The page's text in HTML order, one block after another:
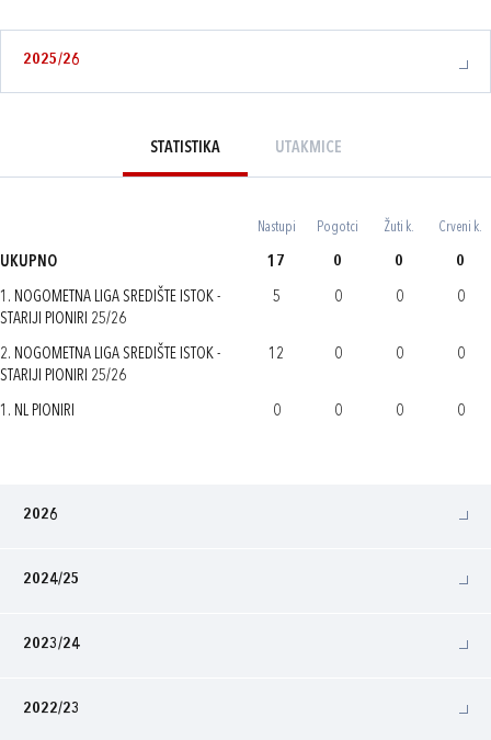
2025/26
STATISTIKA UTAKMICE
Nastupi Pogotci Žuti k. Crveni k.
UKUPNO 17 0 0 0
1. NOGOMETNA LIGA SREDIŠTE ISTOK -
STARIJI PIONIRI 25/26
5 0 0 0
2. NOGOMETNA LIGA SREDIŠTE ISTOK -
STARIJI PIONIRI 25/26
12 0 0 0
1. NL PIONIRI 0 0 0 0
2026
2024/25
2023/24
2022/23